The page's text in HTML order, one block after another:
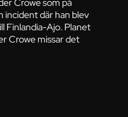
incident där han blev
Finlandia-Ajo. Planet
Crowe missar det